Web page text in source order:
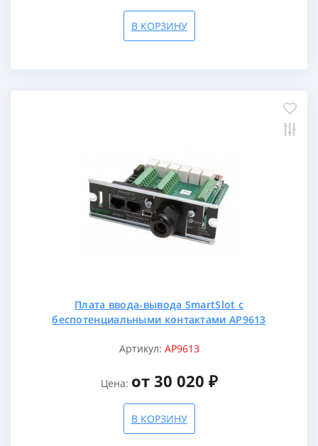
В КОРЗИНУ
Плата ввода-вывода SmartSlot с
беспотенциальными контактами AP9613
Артикул: AP9613
Цена: от 30 020 ₽
В КОРЗИНУ